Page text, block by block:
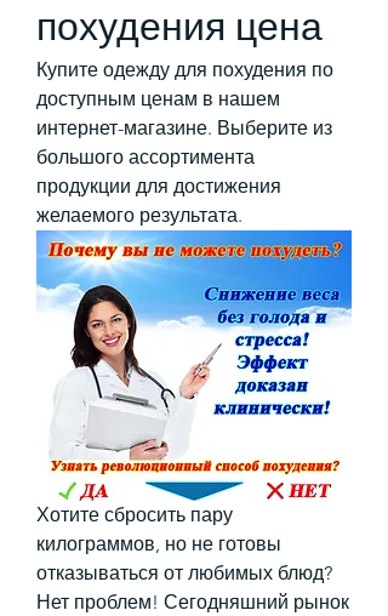
похудения цена
Купите одежду для похудения по
доступным ценам в нашем
интернет-магазине. Выберите из
большого ассортимента
продукции для достижения
желаемого результата.
Хотите сбросить пару
килограммов, но не готовы
отказываться от любимых блюд?
Нет проблем! Сегодняшний рынок